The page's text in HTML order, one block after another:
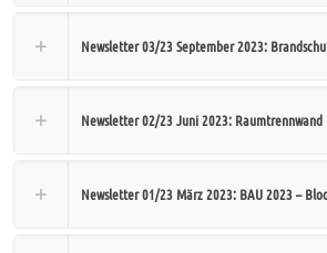
Newsletter 03/23 September 2023:
Newsletter 02/23 Juni 2023:
Newsletter 01/23 März 2023: BAU 2023 –